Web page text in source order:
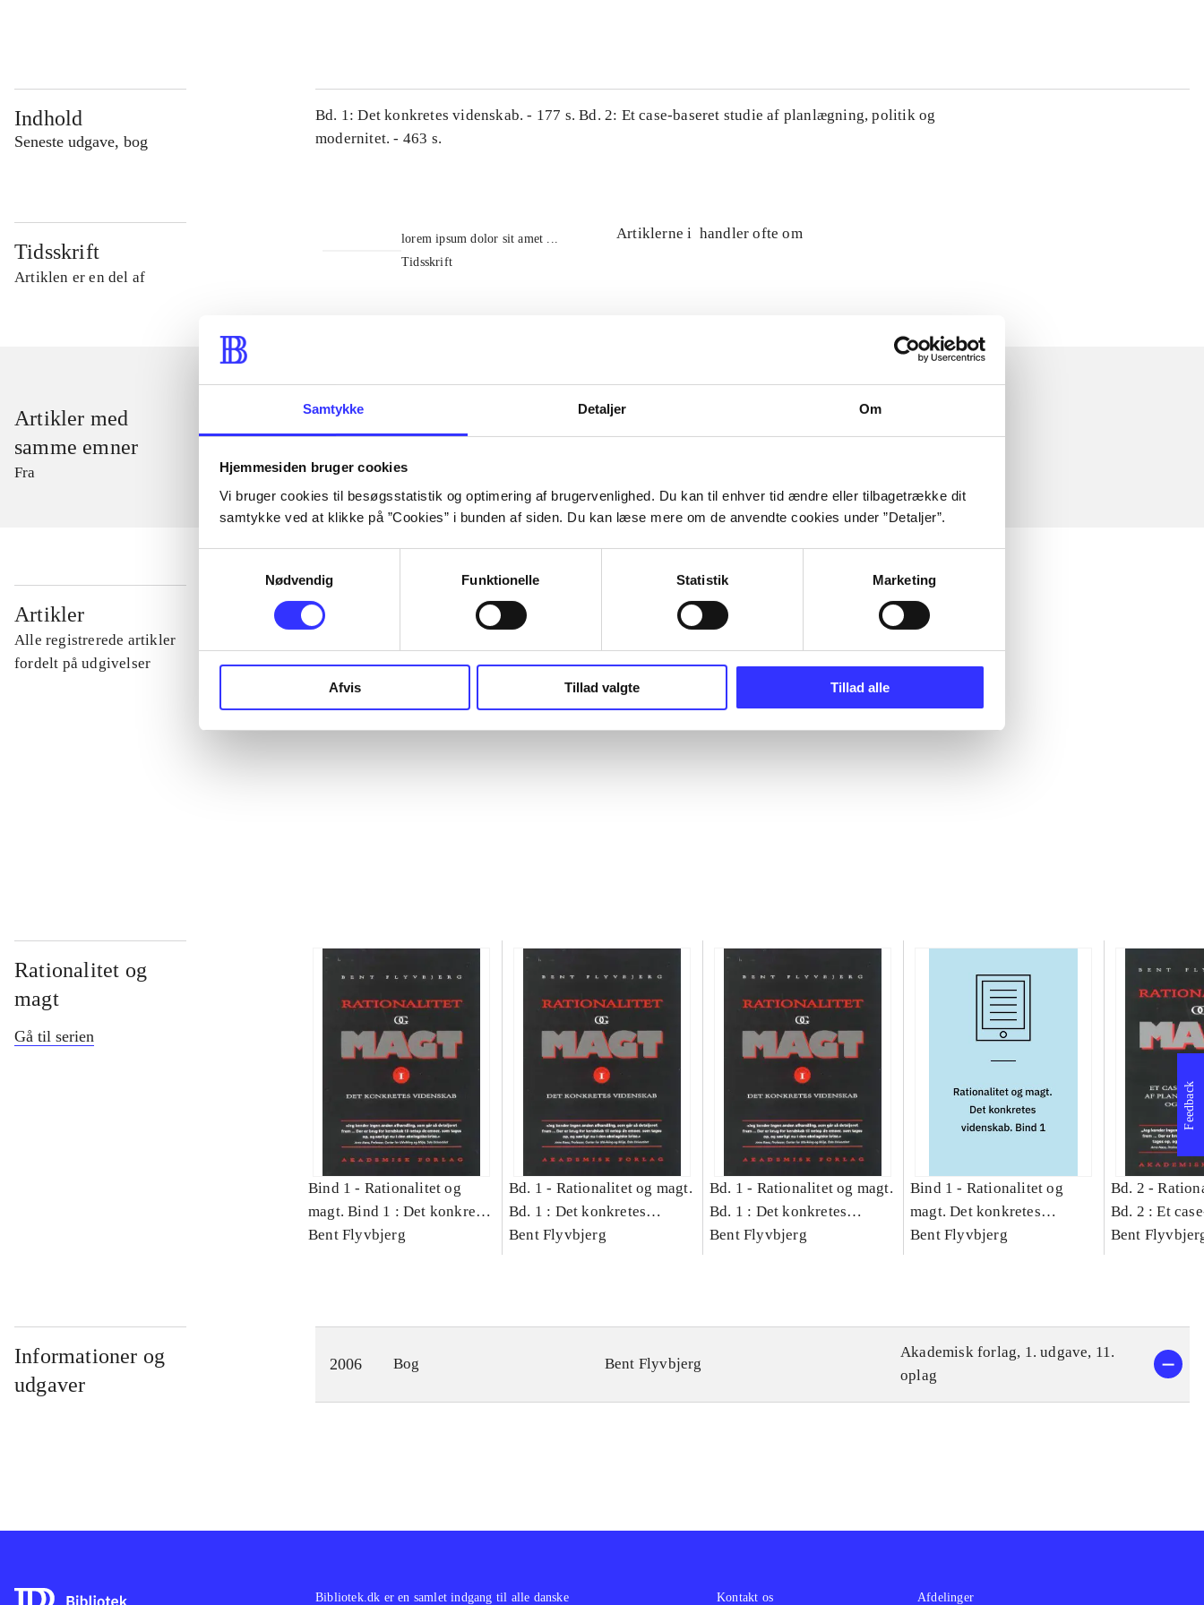
Samtykke Detaljer Om
Hjemmesiden bruger cookies
Vi bruger cookies til besøgsstatistik og optimering af brugervenlighed. Du kan til enhver tid ændre eller tilbagetrække dit
samtykke ved at klikke på ”Cookies” i bunden af siden. Du kan læse mere om de anvendte cookies under ”Detaljer”.
Nødvendig
Funktionelle Statistik Marketing
Afvis Tillad valgte Tillad alle
Indhold
Seneste udgave, bog
Bd. 1: Det konkretes videnskab. - 177 s. Bd. 2: Et case-baseret studie af planlægning, politik og
modernitet. - 463 s.
Tidsskrift
Artiklen er en del af
lorem ipsum dolor sit amet ...
Tidsskrift
Artiklerne i handler ofte om
Artikler med
samme emner
Fra
Artikler
Alle registrerede artikler
fordelt på udgivelser
...
Rationalitet og
magt
Gå til serien
Bind 1 - Rationalitet og
magt. Bind 1 : Det konkretes
videnskab
Bent Flyvbjerg
Bd. 1 - Rationalitet og magt.
Bd. 1 : Det konkretes
videnskab
Bent Flyvbjerg
Bd. 1 - Rationalitet og magt.
Bd. 1 : Det konkretes
videnskab
Bent Flyvbjerg
Bind 1 - Rationalitet og
magt. Det konkretes
videnskab. Bind 1
Bent Flyvbjerg
Bd. 2 -
Bd. 2 : Et
studie af
Bent
Informationer og
udgaver
2006 Bog Bent Flyvbjerg
Akademisk forlag, 1. udgave, 11.
oplag
Feedback
Bibliotek.dk er en samlet indgang til alle danske Kontakt os Afdelinger